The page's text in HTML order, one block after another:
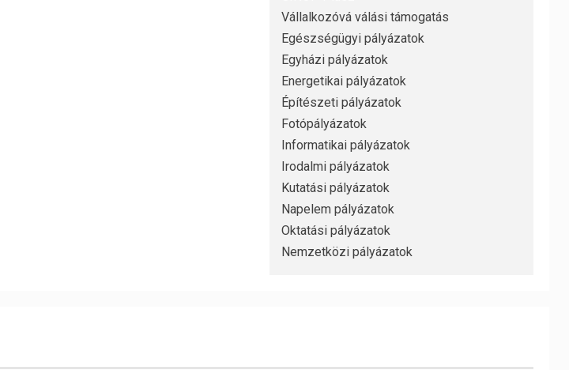
Vállalkozóvá válási támogatás
Egészségügyi pályázatok
Egyházi pályázatok
Energetikai pályázatok
Építészeti pályázatok
Fotópályázatok
Informatikai pályázatok
Irodalmi pályázatok
Kutatási pályázatok
Napelem pályázatok
Oktatási pályázatok
Nemzetközi pályázatok